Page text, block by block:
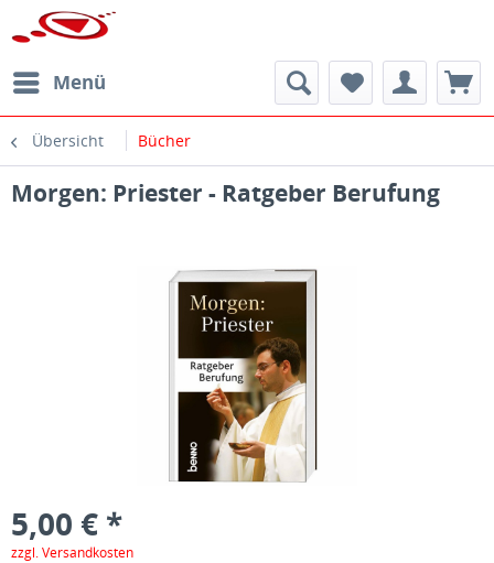
Menü
Übersicht Bücher
Morgen: Priester - Ratgeber Berufung
5,00 € *
zzgl. Versandkosten